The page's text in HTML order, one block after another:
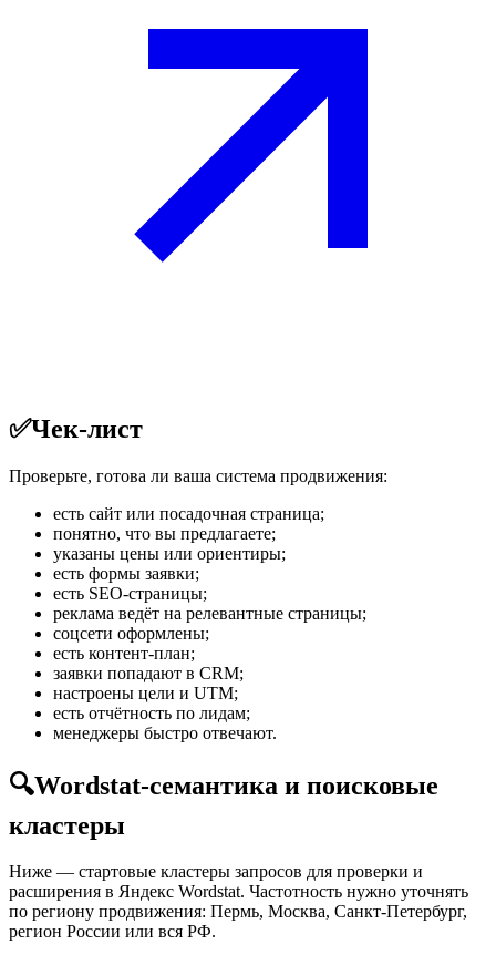
✅Чек-лист
Проверьте, готова ли ваша система продвижения:
есть сайт или посадочная страница;
понятно, что вы предлагаете;
указаны цены или ориентиры;
есть формы заявки;
есть SEO-страницы;
реклама ведёт на релевантные страницы;
соцсети оформлены;
есть контент-план;
заявки попадают в CRM;
настроены цели и UTM;
есть отчётность по лидам;
менеджеры быстро отвечают.
🔍Wordstat-семантика и поисковые
кластеры
Ниже — стартовые кластеры запросов для проверки и
расширения в Яндекс Wordstat. Частотность нужно уточнять
по региону продвижения: Пермь, Москва, Санкт-Петербург,
регион России или вся РФ.